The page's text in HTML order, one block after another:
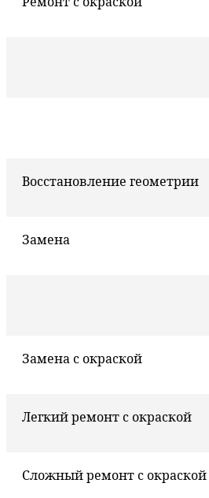
Восстановление геометрии
Замена
Замена с окраской
Легкий ремонт с окраской
Сложный ремонт с окраской